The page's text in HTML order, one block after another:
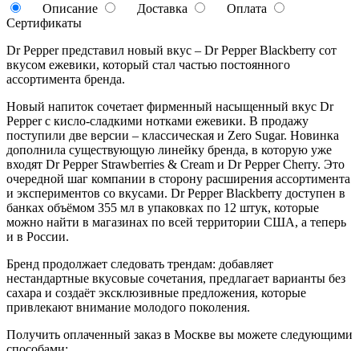
Описание
Доставка
Оплата
Сертификаты
Dr Pepper представил новый вкус – Dr Pepper Blackberry сот
вкусом ежевики, который стал частью постоянного
ассортимента бренда.
Новый напиток сочетает фирменный насыщенный вкус Dr
Pepper с кисло-сладкими нотками ежевики. В продажу
поступили две версии – классическая и Zero Sugar. Новинка
дополнила существующую линейку бренда, в которую уже
входят Dr Pepper Strawberries & Cream и Dr Pepper Cherry. Это
очередной шаг компании в сторону расширения ассортимента
и экспериментов со вкусами. Dr Pepper Blackberry доступен в
банках объёмом 355 мл в упаковках по 12 штук, которые
можно найти в магазинах по всей территории США, а теперь
и в России.
Бренд продолжает следовать трендам: добавляет
нестандартные вкусовые сочетания, предлагает варианты без
сахара и создаёт эксклюзивные предложения, которые
привлекают внимание молодого поколения.
Получить оплаченный заказ в Москве вы можете следующими